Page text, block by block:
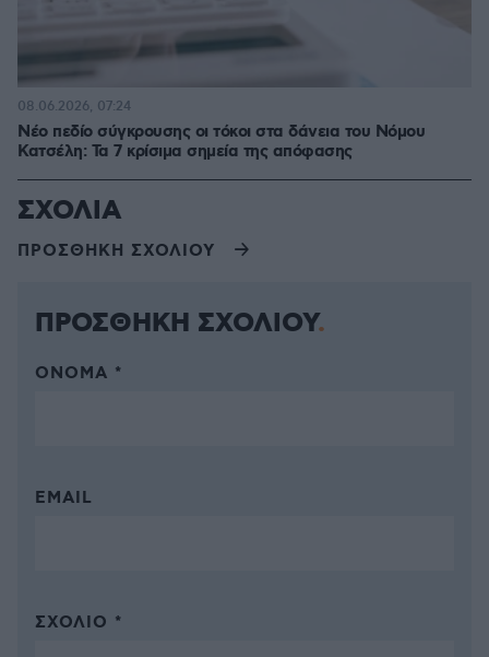
Νέο πεδίο σύγκρουσης οι τόκοι στα δάνεια του Νόμου
Κατσέλη: Τα 7 κρίσιμα σημεία της απόφασης
08.06.2026, 07:24
ΣΧΟΛΙΑ
ΠΡΟΣΘΗΚΗ ΣΧΟΛΙΟΥ
ΠΡΟΣΘΗΚΗ ΣΧΟΛΙΟΥ
ΌΝΟΜΑ *
EMAIL
ΣΧΌΛΙΟ *